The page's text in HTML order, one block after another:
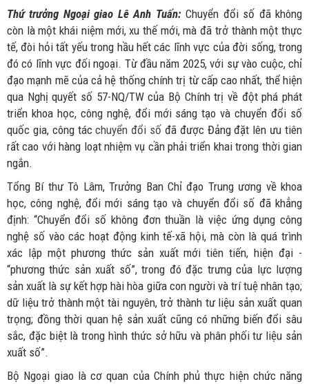
Thứ trưởng Ngoại giao Lê Anh Tuấn:Chuyển đổi số đã không
còn là một khái niệm mới, xu thế mới, mà đã trở thành một thực
tế, đòi hỏi tất yếu trong hầu hết các lĩnh vực của đời sống, trong
đó có lĩnh vực đối ngoại. Từ đầu năm 2025, với sự vào cuộc, chỉ
đạo mạnh mẽ của cả hệ thống chính trị từ cấp cao nhất, thể hiện
qua Nghị quyết số 57-NQ/TW của Bộ Chính trị về đột phá phát
triển khoa học, công nghệ, đổi mới sáng tạo và chuyển đổi số
quốc gia, công tácchuyển đổi số đã được Đảng đặt lên ưu tiên
rất cao với hàng loạt nhiệm vụ cần phải triển khai trong thời gian
ngắn.
Tổng Bí thư Tô Lâm, Trưởng Ban Chỉ đạo Trung ương về khoa
học, công nghệ, đổi mới sáng tạo và chuyển đổi số đã khẳng
định: “Chuyển đổi số không đơn thuần là việc ứng dụng công
nghệ số vào các hoạt động kinh tế-xã hội, mà còn là quá trình
xác lập một phương thức sản xuất mới tiên tiến, hiện đại -
“phương thức sản xuất số”, trong đó đặc trưng của lực lượng
sản xuất là sự kết hợp hài hòa giữa con người và trí tuệ nhân tạo;
dữ liệu trở thành một tài nguyên, trở thành tư liệu sản xuất quan
trọng; đồng thời quan hệ sản xuất cũng có những biến đổi sâu
sắc, đặc biệt là trong hình thức sở hữu và phân phối tư liệu sản
xuất số”.
Bộ Ngoại giao là cơ quan của Chính phủ thực hiện chức năng